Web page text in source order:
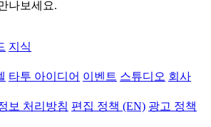
나보세요.
지식
타투 아이디어 이벤트 스튜디오 회사
보 처리방침 편집 정책 (EN) 광고 정책